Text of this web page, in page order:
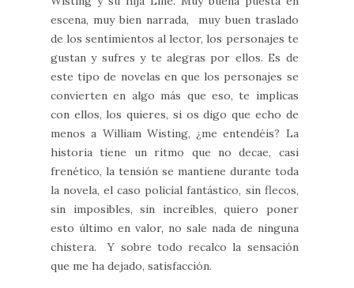
escena, muy bien narrada, muy buen traslado
de los sentimientos al lector, los personajes te
gustan y sufres y te alegras por ellos. Es de
este tipo de novelas en que los personajes se
convierten en algo más que eso, te implicas
con ellos, los quieres, si os digo que echo de
menos a William Wisting, ¿me entendéis? La
historia tiene un ritmo que no decae, casi
frenético, la tensión se mantiene durante toda
la novela, el caso policial fantástico, sin flecos,
sin imposibles, sin increíbles, quiero poner
esto último en valor, no sale nada de ninguna
chistera. Y sobre todo recalco la sensación
que me ha dejado, satisfacción.